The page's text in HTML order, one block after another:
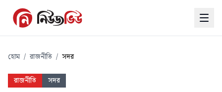
হোম / রাজনীতি / সদর
রাজনীতি সদর